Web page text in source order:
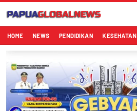
HOME NEWS PENDIDIKAN KESEHATAN